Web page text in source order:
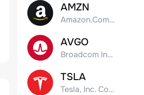
AMZN
Amazon.Com Inc
AVGO
Broadcom Inc. Common Stock
TSLA
Tesla, Inc. Common Stock